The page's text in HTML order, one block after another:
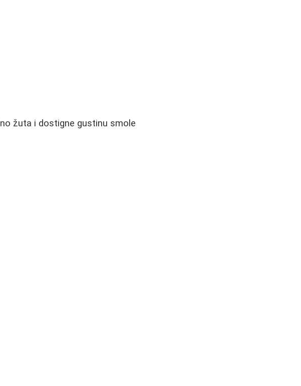
žuta i dostigne gustinu smole